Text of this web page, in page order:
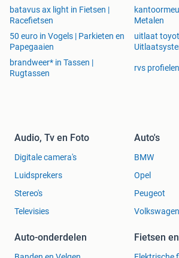
Schakelflippers
Spoiler
Startonderbreker
USB aansluiting
Uitschakelbare passagiers airbag
Zij airbag(s) voor
Achteruitrijcamera
Alarm klasse 1(startblokkering)
Alarm met volgsysteem
Hill hold functie
Isofix bevestiging voor kinderzitjes
batavus ax light in Fietsen |
Racefietsen
Metalen
50 euro in Vogels | Parkieten en
Papegaaien
uitlaat
brandweer* in Tassen |
Rugtassen
rvs
Audio, Tv en Foto
Digitale camera's
Luidsprekers
Stereo's
Televisies
Auto's
BMW
Opel
Peugeot
Volkswagen
Auto-onderdelen Fietsen